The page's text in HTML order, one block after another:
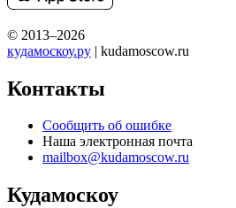
© 2013–2026
кудамоскоу.ру | kudamoscow.ru
Контакты
Сообщить об ошибке
Наша электронная почта
mailbox@kudamoscow.ru
Кудамоскоу